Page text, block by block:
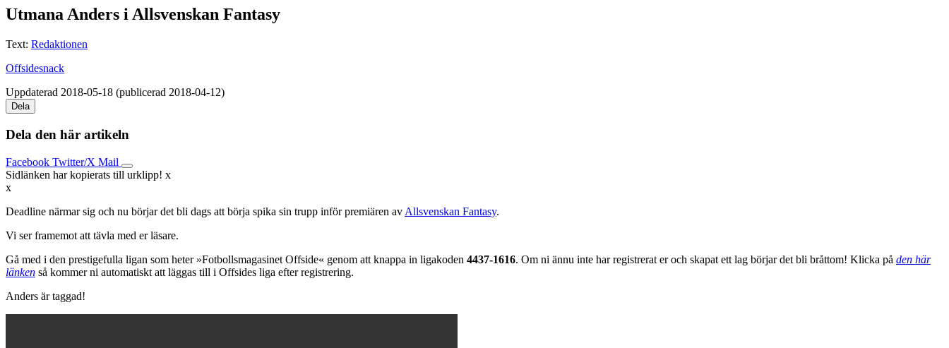
Utmana Anders i Allsvenskan Fantasy
Text: Redaktionen
Offsidesnack
Uppdaterad 2018-05-18 (publicerad 2018-04-12)
Dela
Dela den här artikeln
Facebook Twitter/X Mail
Sidlänken har kopierats till urklipp! x
x
Deadline närmar sig och nu börjar det bli dags att börja spika sin trupp inför premiären av Allsvenskan Fantasy.
Vi ser framemot att tävla med er läsare.
Gå med i den prestigefulla ligan som heter »Fotbollsmagasinet Offside« genom att knappa in ligakoden 4437-1616. Om ni ännu inte har registrerat er och skapat ett lag börjar det bli bråttom! Klicka på den här
länken så kommer ni automatiskt att läggas till i Offsides liga efter registrering.
Anders är taggad!